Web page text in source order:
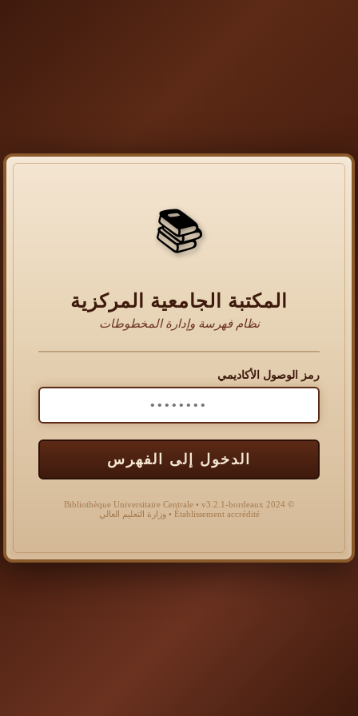
📚
المكتبة الجامعية المركزية
نظام فهرسة وإدارة المخطوطات
رمز الوصول الأكاديمي
الدخول إلى الفهرس
© 2024 Bibliothèque Universitaire Centrale • v3.2.1-bordeaux
Établissement accrédité • وزارة التعليم العالي